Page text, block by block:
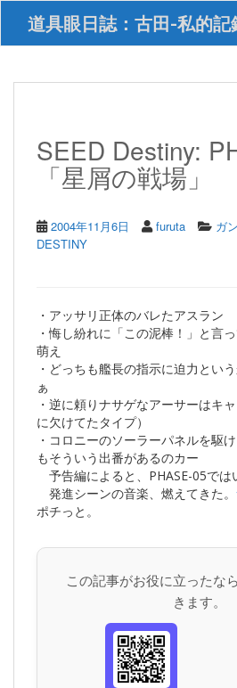
i
道具眼日誌：古田-私的記
SEED Destiny:
「星屑の戦場」
2004年11月6日 furuta
ガ
DESTINY
・アッサリ正体のバレたアスラン
・悔し紛れに「この泥棒！」と言
萌え
・どっちも艦長の指示に迫力とい
ぁ
・逆に頼りナサゲなアーサーはキ
に欠けてたタイプ）
・コロニーのソーラーパネルを駆
もそういう出番があるのカー
予告編によると、PHASE-05で
発進シーンの音楽、燃えてきた。
ポチっと。
この記事がお役に立ったな
きます。